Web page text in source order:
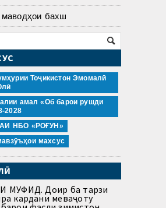
бахш
Тоҷикистон Эмомалӣ
амал «Об барои рушди
2028
НБО «РОҒУН»
махсус
МУФИД. Доир ба тарзи
кардани меваҷоту